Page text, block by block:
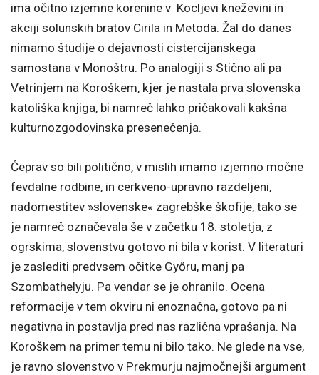
ima očitno izjemne korenine v Kocljevi kneževini in
akciji solunskih bratov Cirila in Metoda. Žal do danes
nimamo študije o dejavnosti cistercijanskega
samostana v Monoštru. Po analogiji s Stično ali pa
Vetrinjem na Koroškem, kjer je nastala prva slovenska
katoliška knjiga, bi namreč lahko pričakovali kakšna
kulturnozgodovinska presenečenja.
Čeprav so bili politično, v mislih imamo izjemno močne
fevdalne rodbine, in cerkveno-upravno razdeljeni,
nadomestitev »slovenske« zagrebške škofije, tako se
je namreč označevala še v začetku 18. stoletja, z
ogrskima, slovenstvu gotovo ni bila v korist. V literaturi
je zaslediti predvsem očitke Győru, manj pa
Szombathelyju. Pa vendar se je ohranilo. Ocena
reformacije v tem okviru ni enoznačna, gotovo pa ni
negativna in postavlja pred nas različna vprašanja. Na
Koroškem na primer temu ni bilo tako. Ne glede na vse,
je ravno slovenstvo v Prekmurju najmočnejši argument